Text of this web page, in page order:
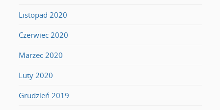
Listopad 2020
Czerwiec 2020
Marzec 2020
Luty 2020
Grudzień 2019